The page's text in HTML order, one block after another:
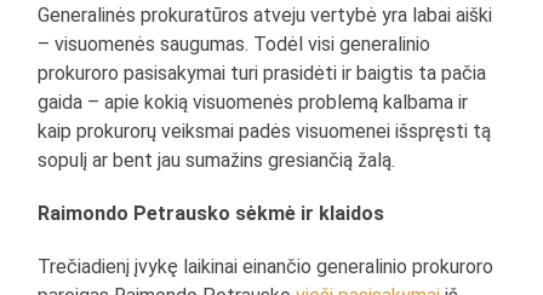
Generalinės prokuratūros atveju vertybė yra labai aiški
– visuomenės saugumas. Todėl visi generalinio
prokuroro pasisakymai turi prasidėti ir baigtis ta pačia
gaida – apie kokią visuomenės problemą kalbama ir
kaip prokurorų veiksmai padės visuomenei išspręsti tą
sopulį ar bent jau sumažins gresiančią žalą.
Raimondo Petrausko sėkmė ir klaidos
Trečiadienį įvykę laikinai einančio generalinio prokuroro